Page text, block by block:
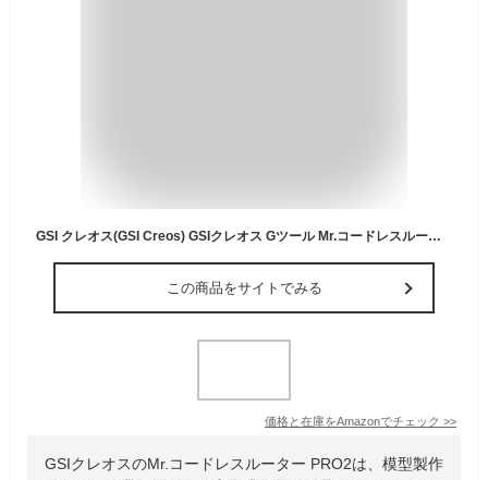
GSI クレオス(GSI Creos) GSIクレオス Gツール Mr.コードレスルーター PRO2 ホビー用工具 GT09
この商品をサイトでみる
価格と在庫をAmazonでチェック >>
GSIクレオスのMr.コードレスルーター PRO2は、模型製作